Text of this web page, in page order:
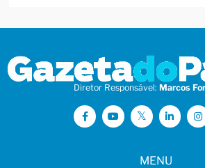
Diretor Responsável: Marcos
MENU